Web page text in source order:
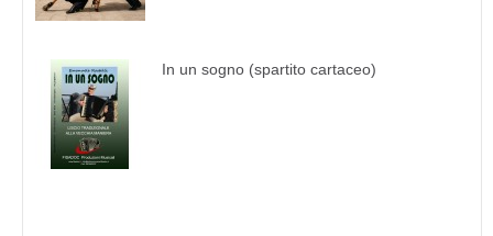
In un sogno (spartito cartaceo)